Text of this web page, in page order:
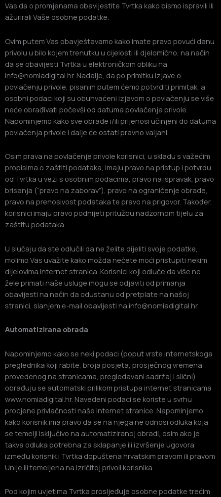
Vas da o promjenama obavijestite Tvrtka kako bismo ispravili ili
ažurirali Vaše osobne podatke.
Ovim putem Vas obavještavamo kako imate pravo povući danu
privolu u bilo kojem trenutku u cijelosti ili djelomično, na način
da se obavijesti Tvrtka u elektroničkom obliku na
info@nomiadigital.hr. Nadalje, da po primitku izjave o
povlačenju privole, pisanim putem ćemo potvrditi primitak, a
osobni podaci koji su obuhvaćeni izjavom o povlačenju se više
neće obrađivati počevši od datuma povlačenja privole.
Napominjemo kako sve obrade i/ili prijenosi učinjeni do datuma
povlačenja privole i dalje će ostati pravno valjani.
Osim prava na povlačenje privole korisnici, u skladu s važećim
propisima o zaštiti podataka, imaju pravo na pristup i potvrdu
od Tvrtka u vezi s osobnim podacima, pravo na ispravak, pravo
brisanja (“pravo na zaborav”), pravo na ograničenje obrade,
pravo na prenosivost podataka te pravo na prigovor. Također,
korisnici imaju pravo podnijeti pritužbu nadzornom tijelu za
zaštitu podataka.
U slučaju da ste odlučili da ne želite dijeliti svoje podatke,
molimo Vas uvažite kako možda nećete moći pristupiti nekim
dijelovima internet stranica. Korisnici koji odluče da više ne
žele primati naše usluge mogu se odjaviti od primanja
obavijesti na način da odustanu od pretplate na našoj
stranici, slanjem e-mail obavijesti na info@nomiadigital.hr.
Automatizirana obrada
Napominjemo kako se neki podaci (poput vrste internetskoga
preglednika koji rabite, broja posjeta, prosječnog vremena
provedenog na stranicama, pregledavani sadržaj i slični)
obrađuju se automatski prilikom pristupa internet stranicama
www.nomiadigital.hr. Navedeni podaci se koriste u svrhu
procjene privlačnosti naše internet stranice. Napominjemo
kako korisnik ima pravo da se na njega ne odnosi odluka koja
se temelji isključivo na automatiziranoj obradi, osim ako je
takva odluka potrebna za sklapanje ili izvršenje ugovora
između korisnik i Tvrtka dopuštena hrvatskim pravom ili pravom
Unije ili temeljena na izričitoj privoli korisnika.
Pod kojim uvjetima Tvrtka prosljeđuje osobne podatke trećim